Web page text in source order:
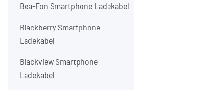
Bea-Fon Smartphone Ladekabel
Blackberry Smartphone
Ladekabel
Blackview Smartphone
Ladekabel